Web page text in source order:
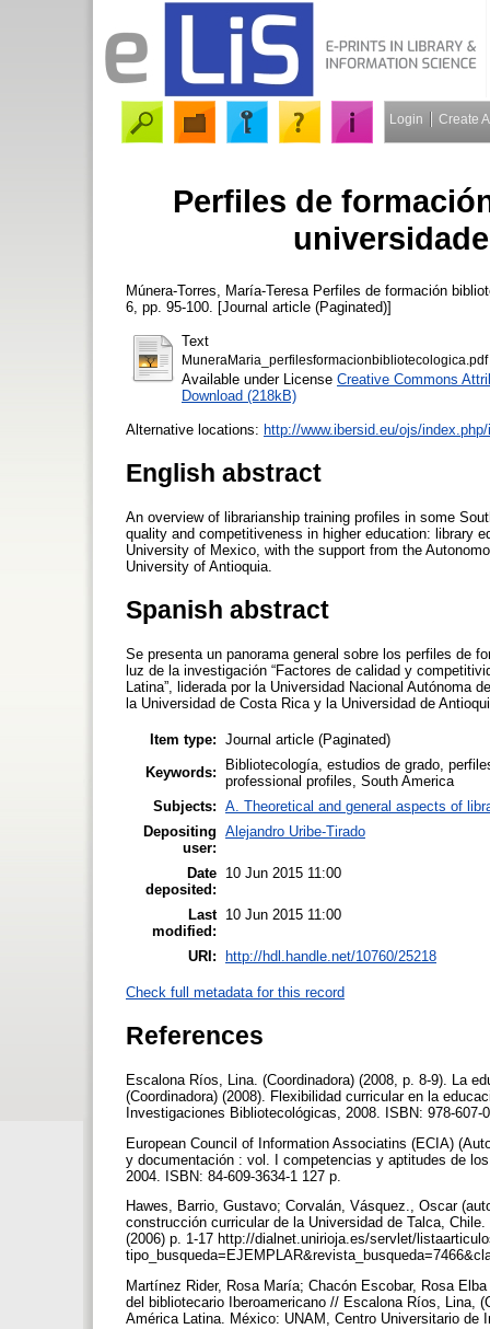
Login Create
Perfiles de
Múnera-Torres, María-Teresa Perfiles de formación
6, pp. 95-100. [Journal article (Paginated)]
Text
MuneraMaria_perfilesformacionbibliotecologica.pdf
Available under License Creative Commons
Download (218kB)
Alternative locations: http://www.ibersid.eu/ojs/
English abstract
An overview of librarianship training profiles in some
quality and competitiveness in higher education: library
University of Mexico, with the support from the
University of Antioquia.
Spanish abstract
Se presenta un panorama general sobre los perfiles de
luz de la investigación “Factores de calidad y
Latina”, liderada por la Universidad Nacional Autónoma
la Universidad de Costa Rica y la Universidad de
Item type: Journal article (Paginated)
Keywords:
Bibliotecología, estudios de grado,
professional profiles, South America
Subjects: A. Theoretical and general aspects of
Depositing
user:
Alejandro Uribe-Tirado
Date
deposited:
10 Jun 2015 11:00
Last
modified:
10 Jun 2015 11:00
URI: http://hdl.handle.net/10760/25218
Check full metadata for this record
References
Escalona Ríos, Lina. (Coordinadora) (2008, p. 8-9). La
(Coordinadora) (2008). Flexibilidad curricular en la
Investigaciones Bibliotecológicas, 2008. ISBN: 978-607-
European Council of Information Associatins (ECIA)
y documentación : vol. I competencias y aptitudes de
2004. ISBN: 84-609-3634-1 127 p.
Hawes, Barrio, Gustavo; Corvalán, Vásquez., Oscar
construcción curricular de la Universidad de Talca,
(2006) p. 1-17 http://dialnet.unirioja.es/servlet/
Martínez Rider, Rosa María; Chacón Escobar, Rosa
del bibliotecario Iberoamericano // Escalona Ríos, Lina,
América Latina. México: UNAM, Centro Universitario